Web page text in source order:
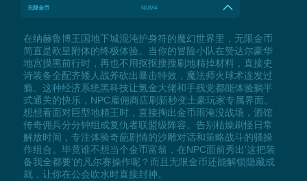
无限金币 NUM4
在纳赫鲁博王国地下城混沌护身符的魔幻世界里，无限金币
简直是欧皇附体的终极体验。当你的冒险小队在赞达尔豪华
地宫摸黑前行时，再也不用抠抠搜搜刷地精掉材料，直接史
诗装备全配齐矮人战斧砍出暴击特效，魔法师火球术连发过
瘾。这种经济系统黑科技让氪金大佬和手残党都能体验躺平
式通关的快乐，NPC雇佣商店刷新秒变土豪玩家专属界面。
想想看面对巨型地精王时，直接掏出金币雨淹没战场，酒馆
传奇佣兵分分钟组成复仇者联盟级阵容。告别枯燥刷怪日常
解放时间，专注体验奇葩剧情的沙雕对话和策略战斗的骚操
作组合。毕竟谁不想当个金币富翁，在NPC面前秀出'这把装
备我全都要'的凡尔赛操作呢？而且无限金币还能解锁隐藏成
就，让你在公会吹水时直接封神。